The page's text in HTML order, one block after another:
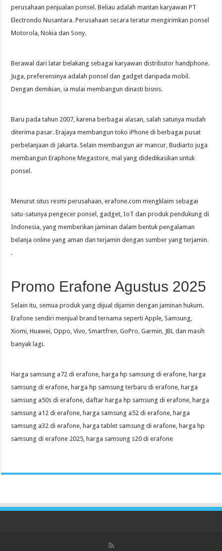
perusahaan penjualan ponsel. Beliau adalah mantan karyawan PT
Electrondo Nusantara. Perusahaan secara teratur mengirimkan ponsel
Motorola, Nokia dan Sony.
Berawal dari latar belakang sebagai karyawan distributor handphone.
Juga, preferensinya adalah ponsel dan gadget daripada mobil.
Dengan demikian, ia mulai membangun dinasti bisnis.
Baru pada tahun 2007, karena berbagai alasan, salah satunya mudah
diterima pasar. Erajaya membangun toko iPhone di berbagai pusat
perbelanjaan di Jakarta. Selain membangun air mancur, Budiarto juga
membangun Eraphone Megastore, mal yang didedikasikan untuk
ponsel.
Menurut situs resmi perusahaan, erafone.com mengklaim sebagai
satu-satunya pengecer ponsel, gadget, IoT dan produk pendukung di
Indonesia, yang memberikan jaminan dalam bentuk pengalaman
belanja online yang aman dan terjamin dengan sumber yang terjamin.
.
Promo Erafone Agustus 2025
Selain itu, semua produk yang dijual dijamin dengan jaminan hukum.
Erafone sendiri menjual brand ternama seperti Apple, Samsung,
Xiomi, Huawei, Oppo, Vivo, Smartfren, GoPro, Garmin, JBL dan masih
banyak lagi.
Harga samsung a72 di erafone, harga hp samsung di erafone, harga
samsung di erafone, harga hp samsung terbaru di erafone, harga
samsung a50s di erafone, daftar harga hp samsung di erafone, harga
samsung a12 di erafone, harga samsung a52 di erafone, harga
samsung a32 di erafone, harga tablet samsung di erafone, harga hp
samsung di erafone 2025, harga samsung s20 di erafone